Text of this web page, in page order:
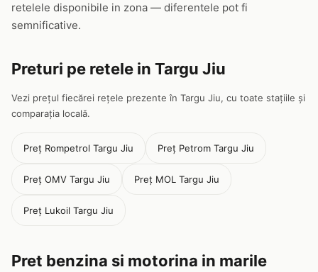
retelele disponibile in zona — diferentele pot fi
semnificative.
Preturi pe retele in Targu Jiu
Vezi prețul fiecărei rețele prezente în Targu Jiu, cu toate stațiile și
comparația locală.
Preț Rompetrol Targu Jiu Preț Petrom Targu Jiu
Preț OMV Targu Jiu Preț MOL Targu Jiu
Preț Lukoil Targu Jiu
Pret benzina si motorina in marile